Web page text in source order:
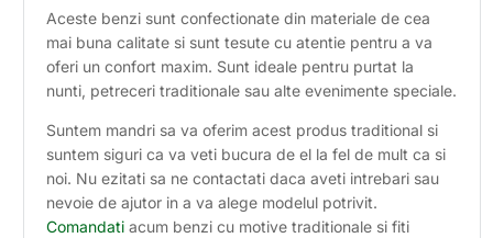
Aceste benzi sunt confectionate din materiale de cea
mai buna calitate si sunt tesute cu atentie pentru a va
oferi un confort maxim. Sunt ideale pentru purtat la
nunti, petreceri traditionale sau alte evenimente speciale.
Suntem mandri sa va oferim acest produs traditional si
suntem siguri ca va veti bucura de el la fel de mult ca si
noi. Nu ezitati sa ne contactati daca aveti intrebari sau
nevoie de ajutor in a va alege modelul potrivit.
Comandati acum benzi cu motive traditionale si fiti